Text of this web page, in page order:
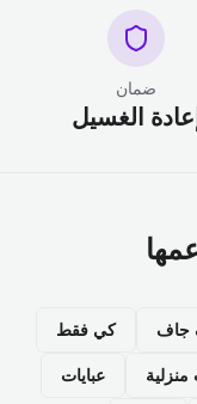
ضمان
إعادة الغسيل
جاف كي فقط
عبايات